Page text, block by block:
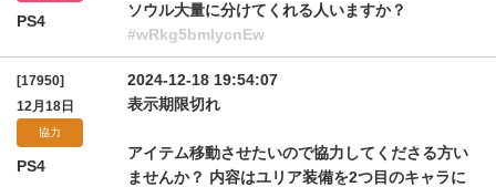
PS4
ソウル大量に分けてくれる人いますか？
#wRkg5bmlycnEw
[17950]
12月18日
協力
PS4
2024-12-18 19:54:07
表示期限切れ
アイテム移動させたいので協力してくださる方い
ませんか？ 内容はユリア装備を2つ目のキャラに